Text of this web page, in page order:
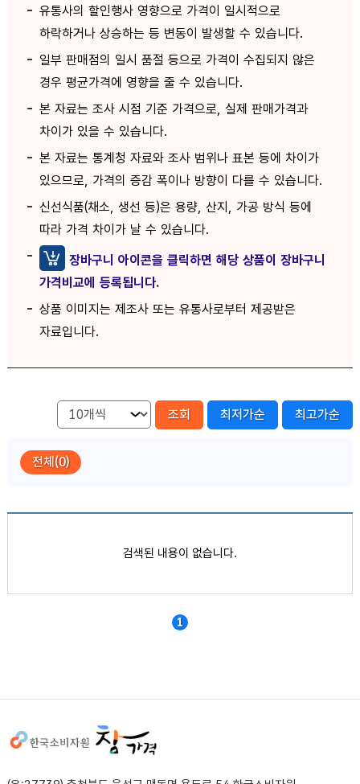
유통사의 할인행사 영향으로 가격이 일시적으로
하락하거나 상승하는 등 변동이 발생할 수 있습니다.
일부 판매점의 일시 품절 등으로 가격이 수집되지 않은
경우 평균가격에 영향을 줄 수 있습니다.
본 자료는 조사 시점 기준 가격으로, 실제 판매가격과
차이가 있을 수 있습니다.
본 자료는 통계청 자료와 조사 범위나 표본 등에 차이가
있으므로, 가격의 증감 폭이나 방향이 다를 수 있습니다.
신선식품(채소, 생선 등)은 용량, 산지, 가공 방식 등에
따라 가격 차이가 날 수 있습니다.
장바구니 아이콘을 클릭하면 해당 상품이 장바구니
가격비교에 등록됩니다.
상품 이미지는 제조사 또는 유통사로부터 제공받은
자료입니다.
조회 최저가순 최고가순
전체(0)
검색된 내용이 없습니다.
1